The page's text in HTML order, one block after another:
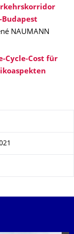
Budapest
NAUMANN
Cycle-Cost für